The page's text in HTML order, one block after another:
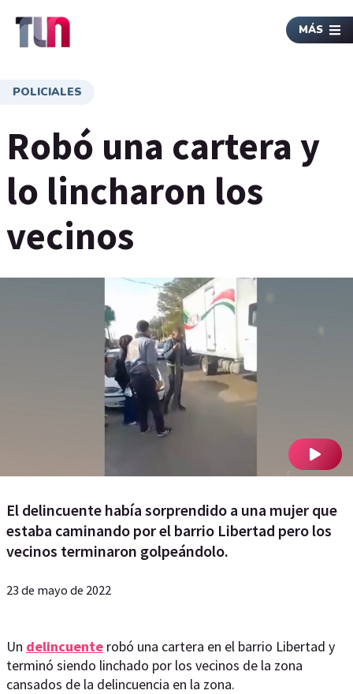
MÁS
POLICIALES
Robó una cartera y
lo lincharon los
vecinos
El delincuente había sorprendido a una mujer que
estaba caminando por el barrio Libertad pero los
vecinos terminaron golpeándolo.
23 de mayo de 2022
Un delincuente robó una cartera en el barrio Libertad y
terminó siendo linchado por los vecinos de la zona
cansados de la delincuencia en la zona.